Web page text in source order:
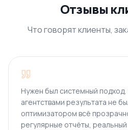
Отзывы
Что говорят клиенты,
Нужен был системный подход,
агентствами результата не
оптимизатором всё
регулярные отчёты,